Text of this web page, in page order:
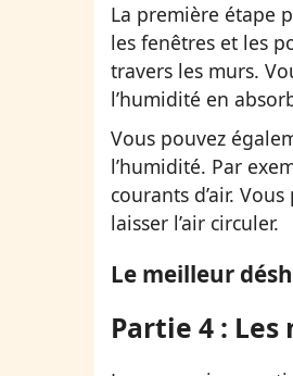
La première étape
les fenêtres et les
travers les murs.
l’humidité en
Vous pouvez
l’humidité. Par
courants d’air.
laisser l’air circuler.
Le meilleur
Partie 4 :